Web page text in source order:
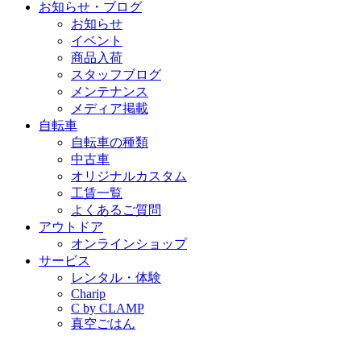
お知らせ・ブログ
お知らせ
イベント
商品入荷
スタッフブログ
メンテナンス
メディア掲載
自転車
自転車の種類
中古車
オリジナルカスタム
工賃一覧
よくあるご質問
アウトドア
オンラインショップ
サービス
レンタル・体験
Charip
C by CLAMP
真空ごはん